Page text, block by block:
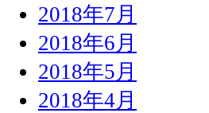
2018年7月
2018年6月
2018年5月
2018年4月